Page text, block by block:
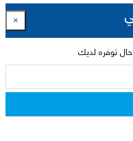
×
توفره لديك